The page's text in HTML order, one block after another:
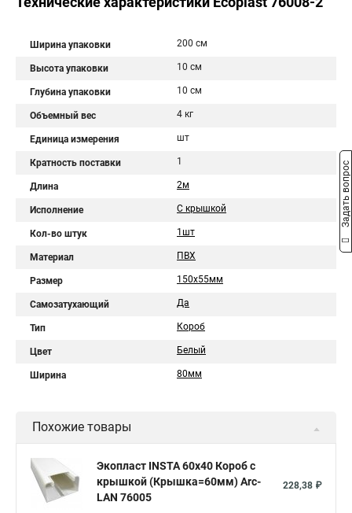
Ширина упаковки 200 см
Высота упаковки 10 см
Глубина упаковки 10 см
Объемный вес 4 кг
Единица измерения шт
Кратность поставки 1
Длина 2м
Исполнение С крышкой
Кол-во штук 1шт
Материал ПВХ
Размер 150х55мм
Самозатухающий Да
Тип Короб
Цвет Белый
Ширина 80мм
Похожие товары
Экопласт INSTA 60х40 Короб с
крышкой (Крышка=60мм) Arc-
LAN 76005
228,38 ₽
Задать вопрос